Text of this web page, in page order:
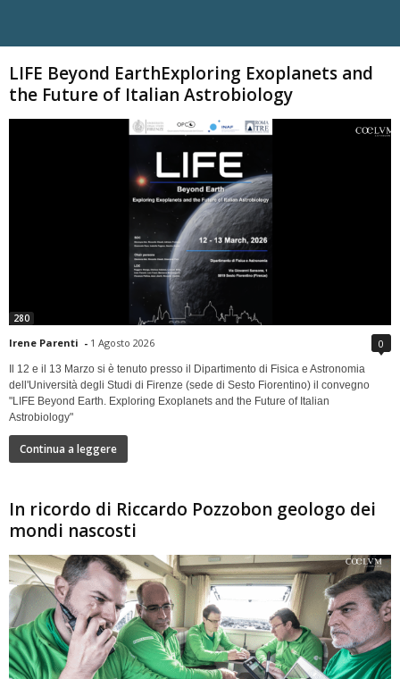
LIFE Beyond EarthExploring Exoplanets and
the Future of Italian Astrobiology
280
Irene Parenti - 1 Agosto 2026 0
Il 12 e il 13 Marzo si è tenuto presso il Dipartimento di Fisica e Astronomia
dell'Università degli Studi di Firenze (sede di Sesto Fiorentino) il convegno
"LIFE Beyond Earth. Exploring Exoplanets and the Future of Italian
Astrobiology"
Continua a leggere
In ricordo di Riccardo Pozzobon geologo dei
mondi nascosti